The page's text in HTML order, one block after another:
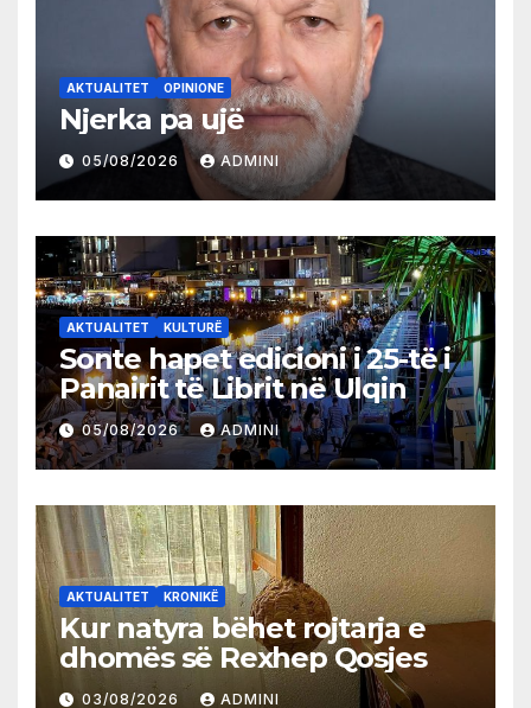
AKTUALITET OPINIONE
Njerka pa ujë
05/08/2026 ADMINI
AKTUALITET KULTURË
Sonte hapet edicioni i 25-të i
Panairit të Librit në Ulqin
05/08/2026 ADMINI
AKTUALITET KRONIKË
Kur natyra bëhet rojtarja e
dhomës së Rexhep Qosjes
03/08/2026 ADMINI